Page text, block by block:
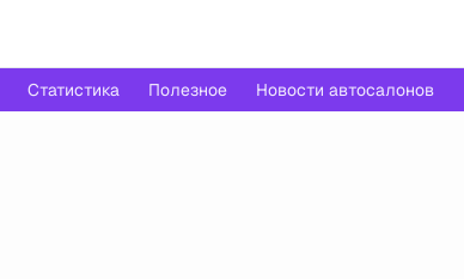
Статистика Полезное Новости автосалонов